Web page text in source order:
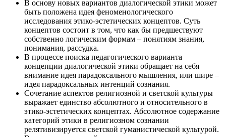
В основу новых вариантов диалогической этики может
быть положена идея феноменологического
исследования этико-эстетических концептов. Суть
концептов состоит в том, что как бы предшествуют
собственно логическим формам – понятиям знания,
понимания, рассудка.
В процессе поиска педагогического варианта
концепции диалогической этики обращает на себя
внимание идея парадоксального мышления, или шире –
идея парадоксальных интенций сознания.
Сочетание аспектов религиозной и светской культуры
выражает единство абсолютного и относительного в
этико-эстетических концептах. Абсолютное содержание
категорий этики в религиозном сознании
релятивизируется светской гуманистической культурой.